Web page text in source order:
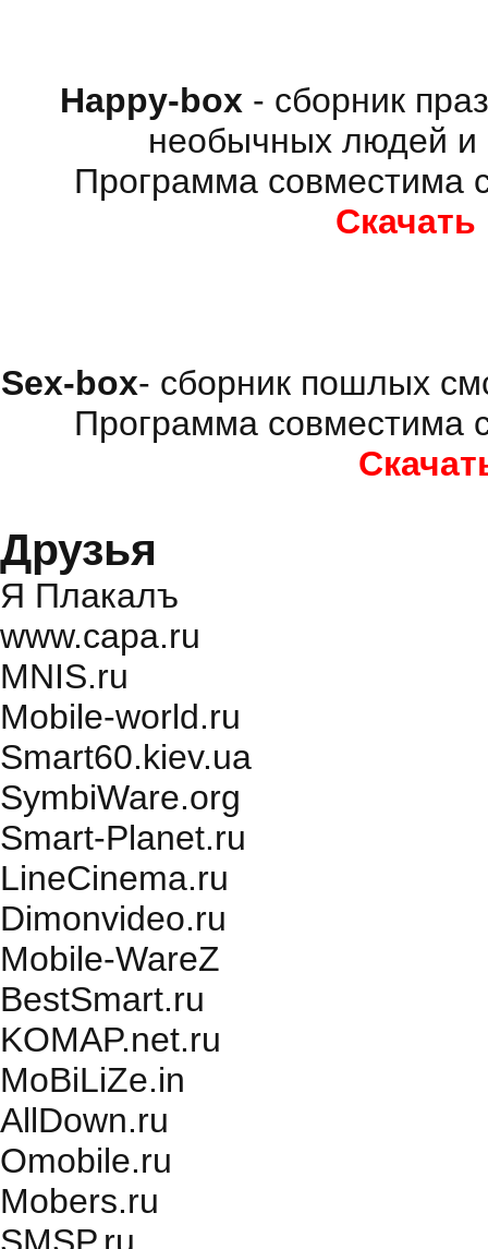
Happy-box - сборник
необычных людей и
Программа совместима
Sex-box- сборник пошлых
Программа совместима
Друзья
Я Плакалъ
www.capa.ru
MNIS.ru
Mobile-world.ru
Smart60.kiev.ua
SymbiWare.org
Smart-Planet.ru
LineCinema.ru
Dimonvideo.ru
Mobile-WareZ
BestSmart.ru
KOMAP.net.ru
MoBiLiZe.in
AllDown.ru
Оmobile.ru
Mobers.ru